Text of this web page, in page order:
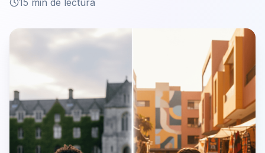
15 min de lectura